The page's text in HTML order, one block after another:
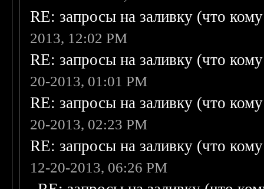
RE: запросы на заливку (что
2013, 12:02 PM
RE: запросы на заливку (что
20-2013, 01:01 PM
RE: запросы на заливку (что
20-2013, 02:23 PM
RE: запросы на заливку (что
12-20-2013, 06:26 PM